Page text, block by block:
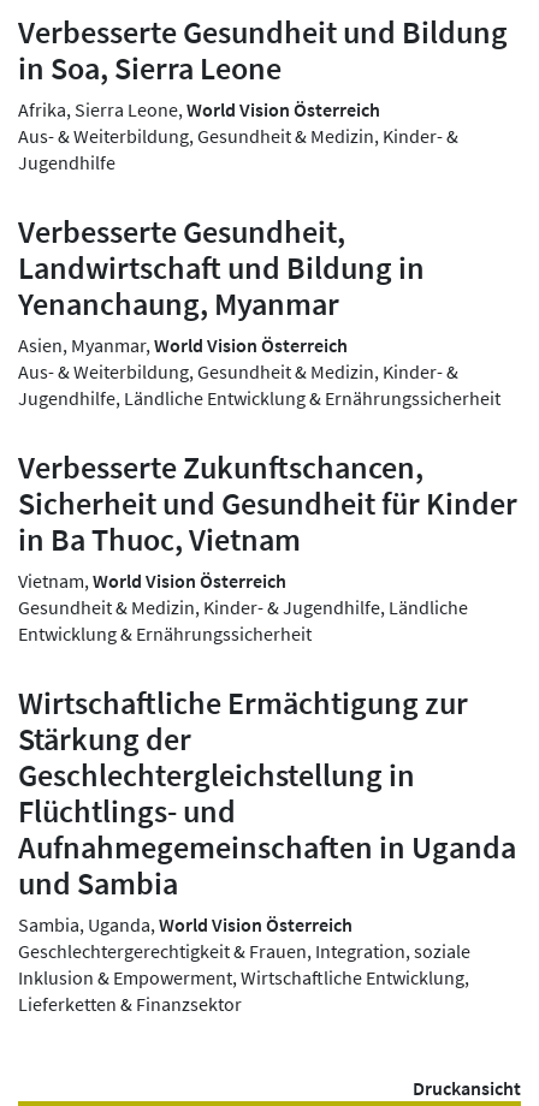
Verbesserte Gesundheit und Bildung
in Soa, Sierra Leone
Afrika, Sierra Leone, World Vision Österreich
Aus- & Weiterbildung, Gesundheit & Medizin, Kinder- &
Jugendhilfe
Verbesserte Gesundheit,
Landwirtschaft und Bildung in
Yenanchaung, Myanmar
Asien, Myanmar, World Vision Österreich
Aus- & Weiterbildung, Gesundheit & Medizin, Kinder- &
Jugendhilfe, Ländliche Entwicklung & Ernährungssicherheit
Verbesserte Zukunftschancen,
Sicherheit und Gesundheit für Kinder
in Ba Thuoc, Vietnam
Vietnam, World Vision Österreich
Gesundheit & Medizin, Kinder- & Jugendhilfe, Ländliche
Entwicklung & Ernährungssicherheit
Wirtschaftliche Ermächtigung zur
Stärkung der
Geschlechtergleichstellung in
Flüchtlings- und
Aufnahmegemeinschaften in Uganda
und Sambia
Sambia, Uganda, World Vision Österreich
Geschlechtergerechtigkeit & Frauen, Integration, soziale
Inklusion & Empowerment, Wirtschaftliche Entwicklung,
Lieferketten & Finanzsektor
Druckansicht